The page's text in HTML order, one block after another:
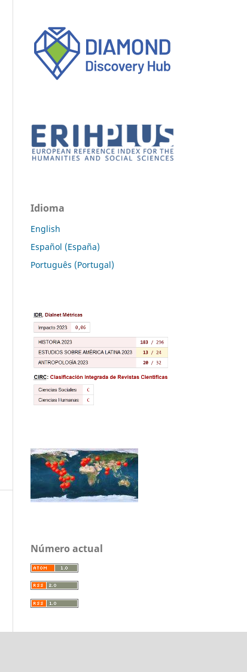
Idioma
English
Español (España)
Português (Portugal)
Número actual